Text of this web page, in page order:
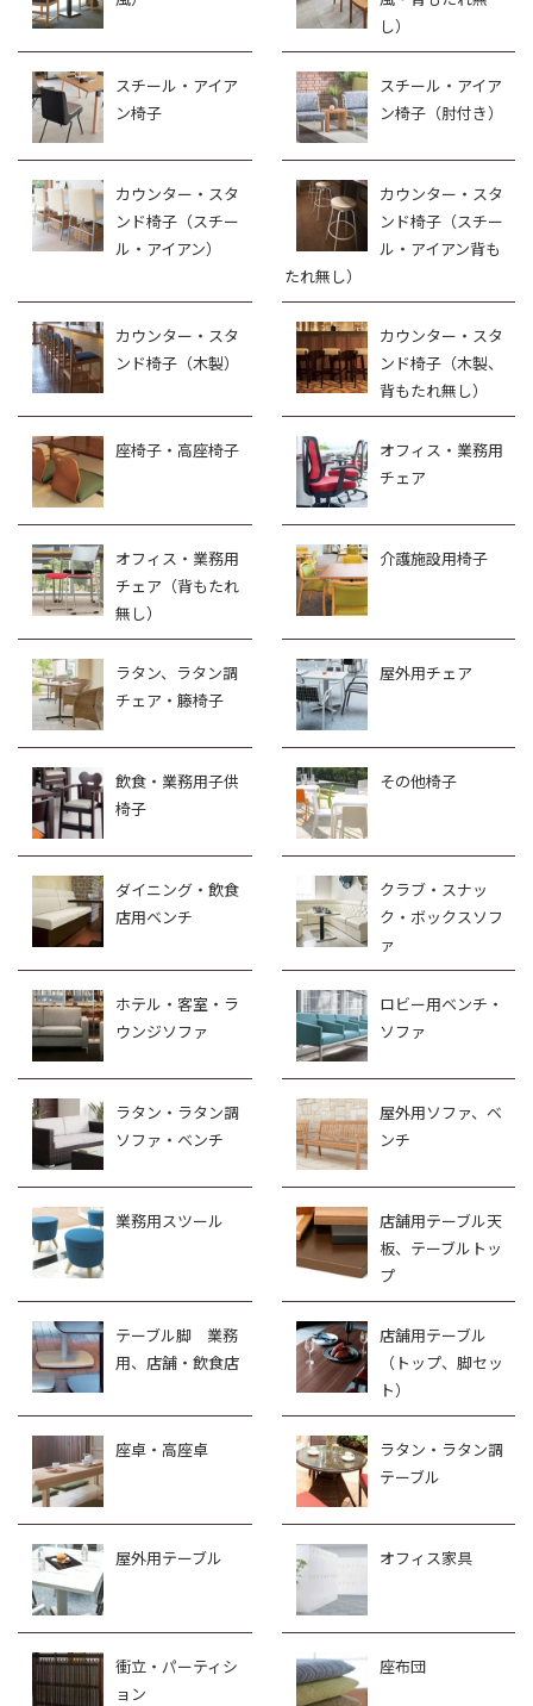
し）
スチール・アイア
ン椅子
スチール・アイア
ン椅子（肘付き）
カウンター・スタ
ンド椅子（スチー
ル・アイアン）
カウンター・スタ
ンド椅子（スチー
ル・アイアン背も
たれ無し）
カウンター・スタ
ンド椅子（木製）
カウンター・スタ
ンド椅子（木製、
背もたれ無し）
座椅子・高座椅子
オフィス・業務用
チェア
オフィス・業務用
チェア（背もたれ
無し）
介護施設用椅子
ラタン、ラタン調
チェア・籐椅子
屋外用チェア
飲食・業務用子供
椅子
その他椅子
ダイニング・飲食
店用ベンチ
クラブ・スナッ
ク・ボックスソフ
ァ
ホテル・客室・ラ
ウンジソファ
ロビー用ベンチ・
ソファ
ラタン・ラタン調
ソファ・ベンチ
屋外用ソファ、ベ
ンチ
業務用スツール
店舗用テーブル天
板、テーブルトッ
プ
テーブル脚 業務
用、店舗・飲食店
店舗用テーブル
（トップ、脚セッ
ト）
座卓・高座卓
ラタン・ラタン調
テーブル
屋外用テーブル オフィス家具
衝立・パーティシ
ョン
座布団